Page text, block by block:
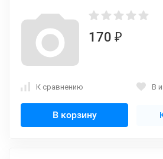
170 ₽
К сравнению В
В корзину